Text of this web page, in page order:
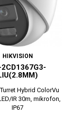
HIKVISION
2CD1367G3-
Hybrid ColorVu
IR 30m, mikrofon,
IP67